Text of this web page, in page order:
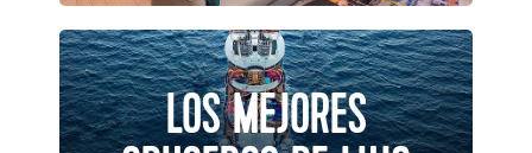
LOS MEJORES